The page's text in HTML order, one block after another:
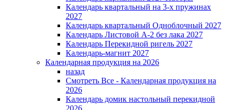
Календарь квартальный на 3-х пружинах
2027
Календарь квартальный Одноблочный 2027
Календарь Листовой А-2 без лака 2027
Календарь Перекидной ригель 2027
Календарь-магнит 2027
Календарная продукция на 2026
назад
Смотреть Все - Календарная продукция на
2026
Календарь домик настольный перекидной
2026